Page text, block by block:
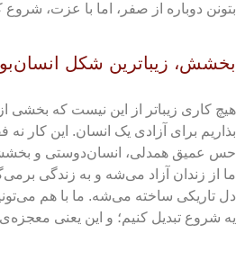
بتونن دوباره از صفر، اما با عزت، شروع
بخشش، زیباترین شکل
هیچ کاری زیباتر از این نیست که بخشی
بذاریم برای آزادی یک انسان. این کار نه
حس عمیق همدلی، انسان‌دوستی و
ما از زندان آزاد می‌شه و به زندگی
دل تاریکی ساخته می‌شه. ما با هم
یه شروع تبدیل کنیم؛ و این یعنی